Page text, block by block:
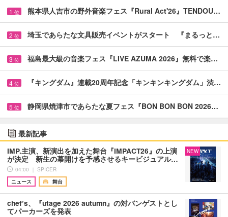
1 位 熊本県人吉市の野外音楽フェス『Rural Act'26』TENDOU…
2 位 埼玉であらたな文具販売イベントがスタート 『まるっと…
3 位 福島最大級の音楽フェス『LIVE AZUMA 2026』無料で楽…
4 位 『キングダム』連載20周年記念「キンキンキングダム」渋…
5 位 静岡県焼津市であらたな夏フェス『BON BON BON 2026…
最新記事
IMP.主演、新演出を加えた舞台『IMPACT26』の上演
が決定 新生の幕開けを予感させるキービジュアル…
04:00 ｜ SPICER
ニュース
舞台
NEW
chef’s、『utage 2026 autumn』の対バンゲストとし
てパーカーズを発表